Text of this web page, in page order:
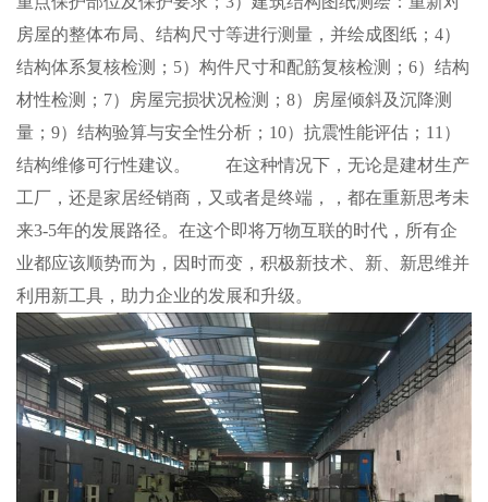
房屋的整体布局、结构尺寸等进行测量，并绘成图纸；4）
结构体系复核检测；5）构件尺寸和配筋复核检测；6）结构
材性检测；7）房屋完损状况检测；8）房屋倾斜及沉降测
量；9）结构验算与安全性分析；10）抗震性能评估；11）
结构维修可行性建议。 在这种情况下，无论是建材生产
工厂，还是家居经销商，又或者是终端，，都在重新思考未
来3-5年的发展路径。在这个即将万物互联的时代，所有企
业都应该顺势而为，因时而变，积极新技术、新、新思维并
利用新工具，助力企业的发展和升级。